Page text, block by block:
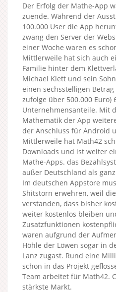
Der Erfolg der Mathe-App
zuende. Während der
100.000 User die App
zwang den Server der
einer Woche waren es
Mittlerweile hat sich auch
Familie hinter dem
Michael Klett und sein
einen sechsstelligen
zufolge über 500.000 Euro)
Unternehmensanteile. Mit
Mathematik der App
der Anschluss für Android
Mittlerweile hat Math42
Downloads und ist weiter
Mathe-Apps. das
außer Deutschland als
Im deutschen Appstore
Shitstorn erwehren, weil
verstanden, dass bisher
weiter kostenlos bleiben
Zusatzfunktionen
waren aufgrund der
Höhle der Löwen sogar in
Lanz zugast. Rund eine
schon in das Projekt
Team arbeitet für Math42.
stärkste Markt.